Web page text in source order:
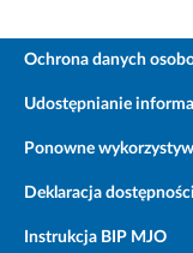
Ochrona danych
Udostępnianie
Ponowne
Deklaracja dostępności
Instrukcja BIP MJO